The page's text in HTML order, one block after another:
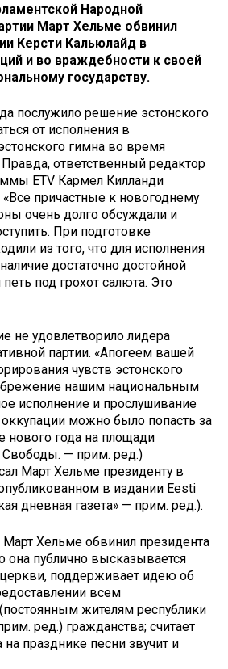
Народной
Март Хельме обвинил
Керсти Кальюлайд в
и во враждебности к своей
государству.
послужило решение эстонского
от исполнения в
гимна во время
Правда, ответственный редактор
ETV Кармел Килланди
«Все причастные к новогоднему
очень долго обсуждали и
При подготовке
из того, что для исполнения
достаточно достойной
под грохот салюта. Это
не удовлетворило лидера
партии. «Апогеем вашей
чувств эстонского
нашим национальным
исполнение и прослушивание
можно было попасть за
нового года на площади
Свободы. — прим. ред.)
Март Хельме президенту в
в издании Eesti
дневная газета» — прим. ред.).
Март Хельме обвинил президента
она публично высказывается
поддерживает идею об
всем
жителям республики
ред.) гражданства; считает
празднике песни звучит и